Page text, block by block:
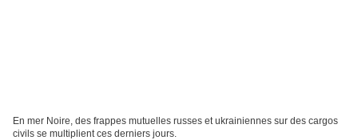
En mer Noire, des frappes mutuelles russes et ukrainiennes sur des cargos
civils se multiplient ces derniers jours.